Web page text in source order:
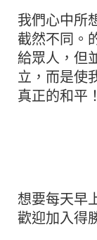
我們心中所
截然不同。
給眾人，但
立，而是使
真正的和平！
想要每天早
歡迎加入得